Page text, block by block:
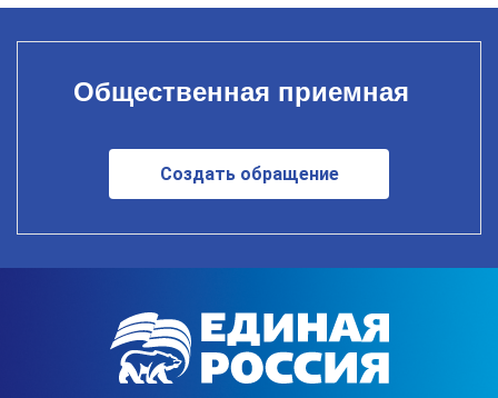
Общественная приемная
Создать обращение